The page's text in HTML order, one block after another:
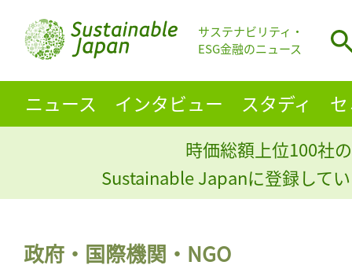
サステナビリティ・
ESG金融のニュース
ニュース インタビュー スタディ
時価総額上位100社
Sustainable Japanに登録して
政府・国際機関・NGO